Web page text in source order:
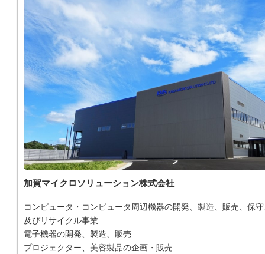
加賀マイクロソリューション株式会社
コンピュータ・コンピュータ周辺機器の開発、製造、販売、保
及びリサイクル事業
電子機器の開発、製造、販売
プロジェクター、美容製品の企画・販売